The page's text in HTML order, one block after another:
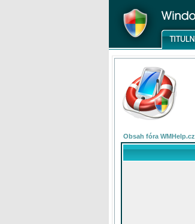
Obsah fóra WMHelp.cz